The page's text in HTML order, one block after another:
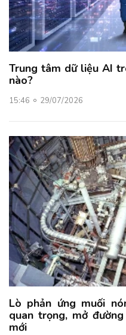
Trung tâm dữ liệu AI
nào?
15:46 29/07/2026
Lò phản ứng muối
quan trọng, mở
mới